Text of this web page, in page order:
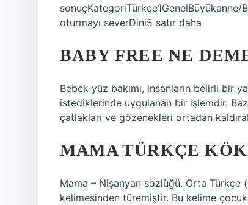
oturmayı severDini5 satır daha
BABY FREE NE
Bebek yüz bakımı, insanların belirli bir
istediklerinde uygulanan bir işlemdir.
çatlakları ve gözenekleri ortadan
MAMA TÜRKÇE
Mama – Nişanyan sözlüğü. Orta Türkçe
kelimesinden türemiştir. Bu kelime